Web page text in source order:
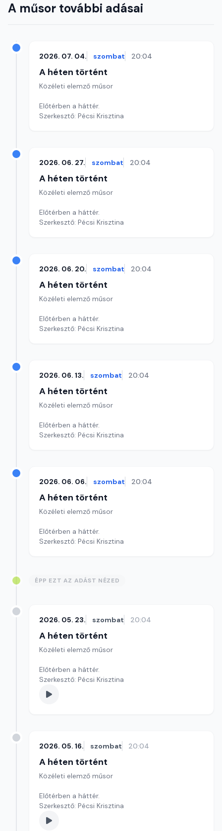
A műsor további adásai
2026. 07. 04. szombat 20:04
A héten történt
Közéleti elemző műsor
Előtérben a háttér.
Szerkesztő: Pécsi Krisztina
2026. 06. 27. szombat 20:04
A héten történt
Közéleti elemző műsor
Előtérben a háttér.
Szerkesztő: Pécsi Krisztina
2026. 06. 20. szombat 20:04
A héten történt
Közéleti elemző műsor
Előtérben a háttér.
Szerkesztő: Pécsi Krisztina
2026. 06. 13. szombat 20:04
A héten történt
Közéleti elemző műsor
Előtérben a háttér.
Szerkesztő: Pécsi Krisztina
2026. 06. 06. szombat 20:04
A héten történt
Közéleti elemző műsor
Előtérben a háttér.
Szerkesztő: Pécsi Krisztina
ÉPP EZT AZ ADÁST NÉZED
2026. 05. 23. szombat 20:04
A héten történt
Közéleti elemző műsor
Előtérben a háttér.
Szerkesztő: Pécsi Krisztina
2026. 05. 16. szombat 20:04
A héten történt
Közéleti elemző műsor
Előtérben a háttér.
Szerkesztő: Pécsi Krisztina